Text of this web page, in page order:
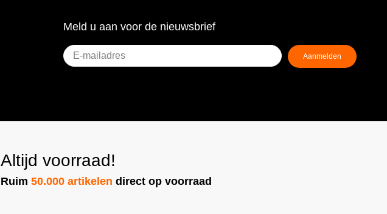
Meld u aan voor de nieuwsbrief
E-
mailadres(Vereist)
Aanmelden
Altijd voorraad!
Ruim50.000 artikelen direct op voorraad